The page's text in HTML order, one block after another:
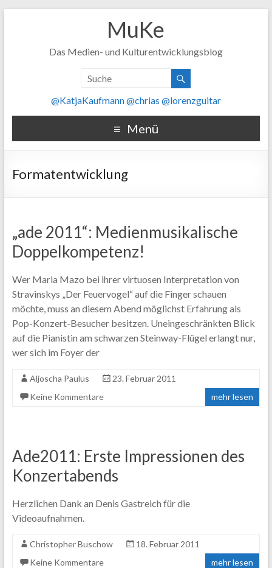
MuKe
Das Medien- und Kulturentwicklungsblog
@KatjaKaufmann@chrias @lorenzguitar
Menü
Formatentwicklung
„ade 2011“: Medienmusikalische
Doppelkompetenz!
Wer Maria Mazo bei ihrer virtuosen Interpretation von
Stravinskys „Der Feuervogel“ auf die Finger schauen
möchte, muss an diesem Abend möglichst Erfahrung als
Pop-Konzert-Besucher besitzen. Uneingeschränkten Blick
auf die Pianistin am schwarzen Steinway-Flügel erlangt nur,
wer sich im Foyer der
Aljoscha Paulus
23. Februar 2011
Keine Kommentare
mehr lesen
Ade2011: Erste Impressionen des
Konzertabends
Herzlichen Dank an Denis Gastreich für die
Videoaufnahmen.
Christopher Buschow
18. Februar 2011
Keine Kommentare
mehr lesen